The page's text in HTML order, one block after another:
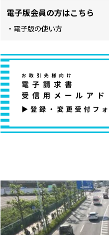
電子版会員の方はこちら
・電子版の使い方